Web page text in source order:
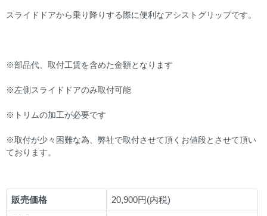
スライドドアから乗り降りする際に便利なアシストグリップです。
※部品代、取付工賃を含めた金額となります
※左側スライドドアのみ取付可能
※トリムの加工が必要です
※取付が少々困難な為、弊社で取付させて頂くお値段とさせて頂い
ております。
販売価格 20,900円(内税)